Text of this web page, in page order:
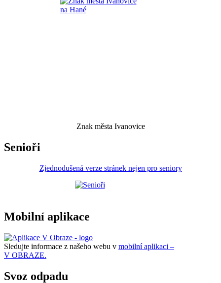
Znak města Ivanovice
Senioři
Zjednodušená verze stránek nejen pro seniory
Mobilní aplikace
Sledujte informace z našeho webu v mobilní aplikaci –
V OBRAZE.
Svoz odpadu